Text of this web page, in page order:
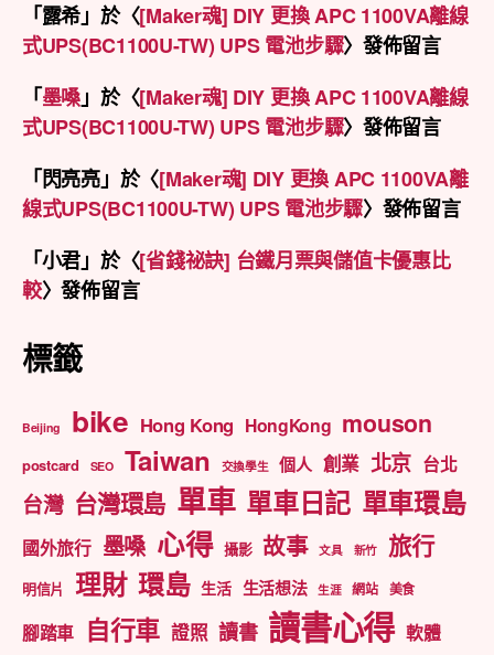
「露希」於〈[Maker魂] DIY 更換 APC 1100VA離線
式UPS(BC1100U-TW) UPS 電池步驟〉發佈留言
「墨嗓」於〈[Maker魂] DIY 更換 APC 1100VA離線
式UPS(BC1100U-TW) UPS 電池步驟〉發佈留言
「閃亮亮」於〈[Maker魂] DIY 更換 APC 1100VA離
線式UPS(BC1100U-TW) UPS 電池步驟〉發佈留言
「小君」於〈[省錢祕訣] 台鐵月票與儲值卡優惠比
較〉發佈留言
標籤
Beijing bike Hong Kong HongKong mouson
postcard SEO Taiwan 交換學生 個人 創業 北京 台北
台灣 台灣環島 單車 單車日記 單車環島
國外旅行 墨嗓 心得 攝影 故事 文具 新竹 旅行
明信片 理財 環島 生活 生活想法 生涯 網站 美食
腳踏車 自行車 證照 讀書 讀書心得 軟體